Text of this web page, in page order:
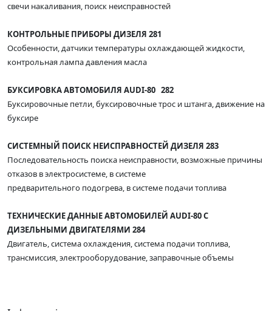
свечи накаливания, поиск неисправностей
КОНТРОЛЬНЫЕ ПРИБОРЫ ДИЗЕЛЯ 281
Особенности, датчики температуры охлаждающей жидкости,
контрольная лампа давления масла
БУКСИРОВКА АВТОМОБИЛЯ AUDI-80 282
Буксировочные петли, буксировочные трос и штанга, движение на
буксире
СИСТЕМНЫЙ ПОИСК НЕИСПРАВНОСТЕЙ ДИЗЕЛЯ 283
Последовательность поиска неисправности, возможные причины
отказов в электросистеме, в системе
предварительного подогрева, в системе подачи топлива
ТЕХНИЧЕСКИЕ ДАННЫЕ АВТОМОБИЛЕЙ AUDI-80 С
ДИЗЕЛЬНЫМИ ДВИГАТЕЛЯМИ 284
Двигатель, система охлаждения, система подачи топлива,
трансмиссия, электрооборудование, заправочные объемы